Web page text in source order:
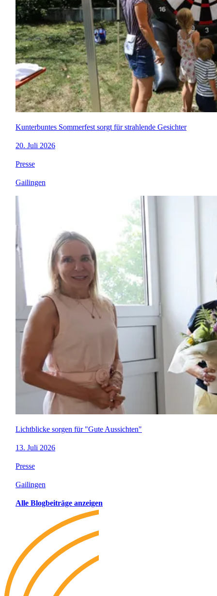
Kunterbuntes Sommerfest sorgt für strahlende Gesichter
20. Juli 2026
Presse
Gailingen
Lichtblicke sorgen für "Gute Aussichten"
13. Juli 2026
Presse
Gailingen
Alle Blogbeiträge anzeigen